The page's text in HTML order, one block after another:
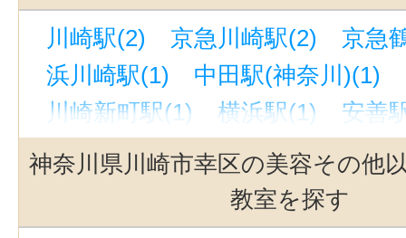
川崎駅(2) 京急川崎駅(2)
京急
浜川崎駅(1)
中田駅(神奈川)(1)
川崎新町駅(1)
横浜駅(1)
安善
平沼橋駅(1)
武蔵白石駅(1)
厚
鶴見駅(1)
本厚木駅
踊場駅(1)
神奈川県川崎市幸区の美容その他
教室を探す